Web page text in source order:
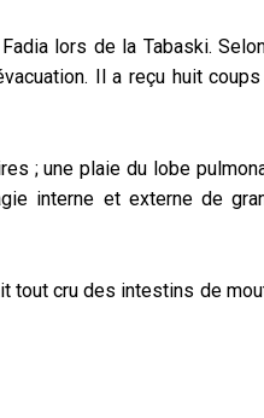
lors de la Tabaski.
Il a reçu huit
; une plaie du lobe
interne et externe de
tout cru des intestins de